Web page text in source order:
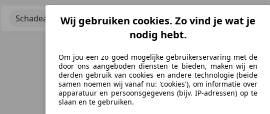
Schadeauto's tonen
Ontdek vergelijkbare
Niet precies je zoekopdracht, maar misschien
Wij gebruiken cookies. Zo vind je wat je
nodig hebt.
Om jou een zo goed mogelijke gebruikerservaring met de
door ons aangeboden diensten te bieden, maken wij en
derden gebruik van cookies en andere technologie (beide
samen noemen wij vanaf nu: 'cookies'), om informatie over
apparatuur en persoonsgegevens (bijv. IP-adressen) op te
slaan en te gebruiken.